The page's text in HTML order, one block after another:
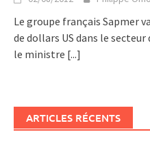
Le groupe français Sapmer
de dollars US dans le
le ministre [...]
ARTICLES RÉCENTS